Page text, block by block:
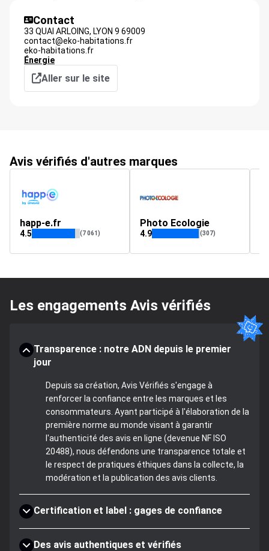
Contact
33 QUAI ARLOING, LYON 9 69009
contact@eko-habitations.fr
eko-habitations.fr
Énergie
Aller sur le site
Avis vérifiés d'autres marques
happ-e.fr
4.5 (7 061)
Photo Ecologie
4.9 (307)
Les engagements Avis vérifiés
Transparence : notre ADN depuis le premier
jour
Depuis sa création, Avis Vérifiés s'engage à
renforcer la confiance entre les marques et les
consommateurs. Ayant participé à l'élaboration de la
première norme au monde visant à garantir
l'authenticité des avis en ligne (devenue NF ISO
20488), nous défendons une transparence totale et
le respect de pratiques éthiques dans la collecte, la
modération et la publication des avis clients.
Certification et label : gages de confiance
Des avis authentiques et vérifiés